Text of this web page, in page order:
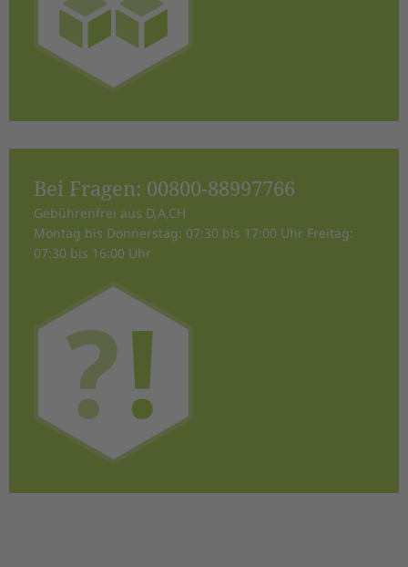
Bei Fragen: 00800-88997766
Gebührenfrei aus D,A,CH
Montag bis Donnerstag: 07:30 bis 17:00 Uhr Freitag:
07:30 bis 16:00 Uhr